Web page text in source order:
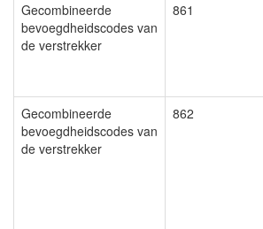
Gecombineerde
bevoegdheidscodes van
de verstrekker
861
Gecombineerde
bevoegdheidscodes van
de verstrekker
862